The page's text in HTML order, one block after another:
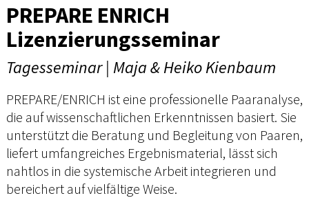
PREPARE ENRICH
Lizenzierungsseminar
Tagesseminar | Maja & Heiko Kienbaum
PREPARE/ENRICH ist eine professionelle Paaranalyse,
die auf wissenschaftlichen Erkenntnissen basiert. Sie
unterstützt die Beratung und Begleitung von Paaren,
liefert umfangreiches Ergebnismaterial, lässt sich
nahtlos in die systemische Arbeit integrieren und
bereichert auf vielfältige Weise.